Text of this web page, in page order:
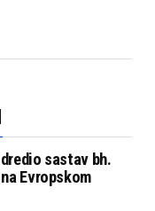
sastav bh.
Evropskom